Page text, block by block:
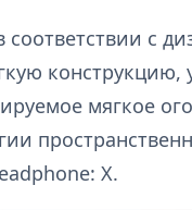
с
конструкцию,
мягкое
X.